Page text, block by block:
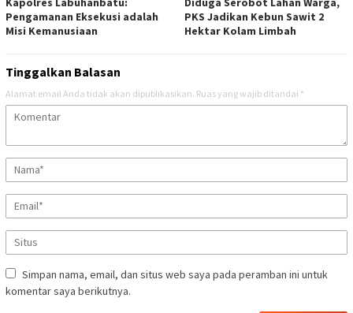
Pengamanan Eksekusi adalah
Misi Kemanusiaan
PKS Jadikan Kebun Sawit 2
Hektar Kolam Limbah
Tinggalkan Balasan
Alamat email Anda tidak akan dipublikasikan. Ruas yang wajib ditandai *
Simpan nama, email, dan situs web saya pada peramban ini untuk
komentar saya berikutnya.